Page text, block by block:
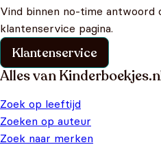
Vind binnen no-time antwoord
klantenservice pagina.
Klantenservice
Alles van
Zoek op leeftijd
Zoeken op auteur
Zoek naar merken